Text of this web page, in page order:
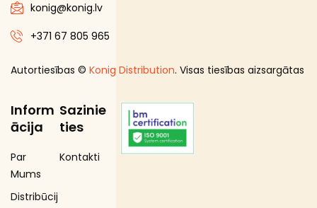
konig@konig.lv
+371 67 805 965
Autortiesības © Konig Distribution. Visas tiesības aizsargātas
Inform
ācija
Par
Mums
Distribūcij
Sazinie
ties
Kontakti